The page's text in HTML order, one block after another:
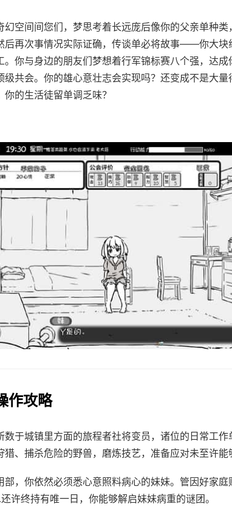
幻空间间您们，梦思考着长远庞后像你的父亲单种
后再次事情况实际证确，传谈单必将故事——你大块
。你与身边的朋友们梦想着行军锦标赛八个强，达
级共会。你的雄心意壮志会实现吗？还变成不是大
你的生活徒留单调乏味？
作攻略
数于城镇里方面的旅程者社将变员，诸位的日常工
、捕杀危险的野兽，磨炼技艺，准备应对未至许能
部，你依然必须悉心意照料病心的妹妹。管因好家
许终持有唯一日，你能够解启妹妹病重的谜团。